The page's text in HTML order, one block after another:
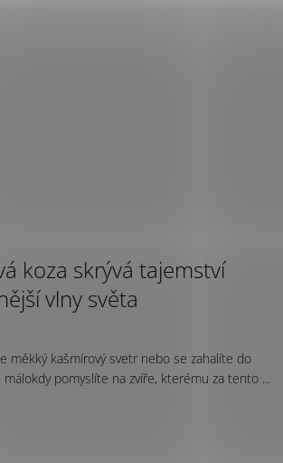
koza skrývá tajemství
vlny světa
měkký kašmírový svetr nebo se zahalíte do
málokdy pomyslíte na zvíře, kterému za tento ...